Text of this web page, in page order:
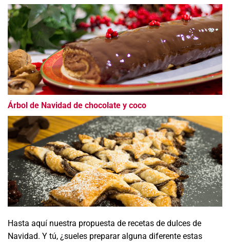
Árbol de Navidad de chocolate y coco
Hasta aquí nuestra propuesta de recetas de dulces de
Navidad. Y tú, ¿sueles preparar alguna diferente estas